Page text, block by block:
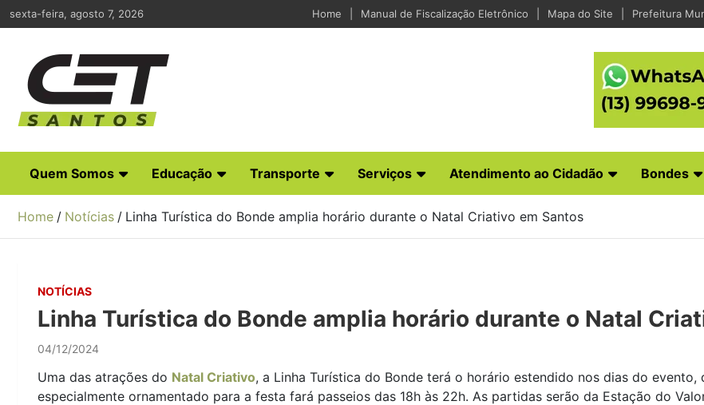
Skip
to
sexta-feira, agosto 7, 2026 Home Manual de Fiscalização Eletrônico Mapa do Site Prefeitura
CET Santos
Quem Somos Educação Transporte Serviços Atendimento ao Cidadão Bondes
Home Notícias Linha Turística do Bonde amplia horário durante o Natal Criativo em Santos
NOTÍCIAS
Linha Turística do Bonde amplia horário durante o Natal
04/12/2024
Uma das atrações do Natal Criativo, a Linha Turística do Bonde terá o horário estendido nos dias do
especialmente ornamentado para a festa fará passeios das 18h às 22h. As partidas serão da Estação do